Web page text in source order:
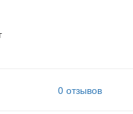
0 отзывов